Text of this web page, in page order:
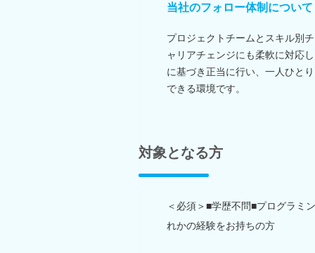
当社のフォロー体制について
プロジェクトチームとスキル別
ャリアチェンジにも柔軟に対応
に基づき正当に行い、一人ひと
できる環境です。
対象となる方
＜必須＞■学歴不問■プログラミ
れかの経験をお持ちの方